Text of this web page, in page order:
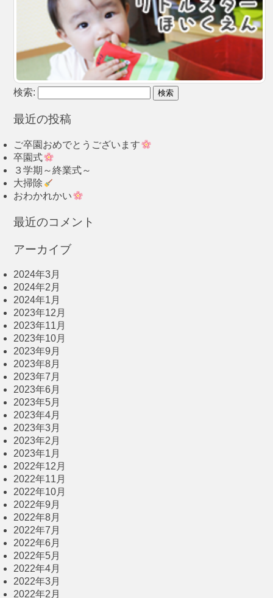
検索:
最近の投稿
ご卒園おめでとうございます
卒園式
３学期～終業式～
大掃除
おわかれかい
最近のコメント
アーカイブ
2024年3月
2024年2月
2024年1月
2023年12月
2023年11月
2023年10月
2023年9月
2023年8月
2023年7月
2023年6月
2023年5月
2023年4月
2023年3月
2023年2月
2023年1月
2022年12月
2022年11月
2022年10月
2022年9月
2022年8月
2022年7月
2022年6月
2022年5月
2022年4月
2022年3月
2022年2月